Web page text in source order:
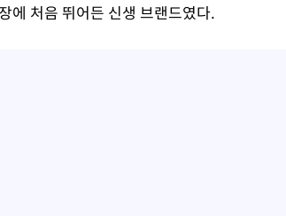
에 처음 뛰어든 신생 브랜드였다.